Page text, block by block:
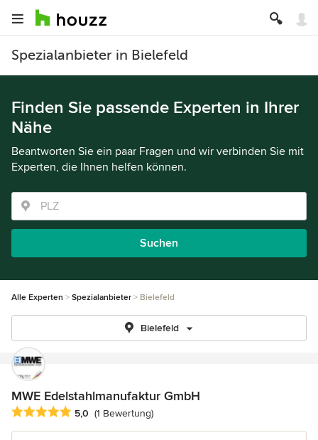
Spezialanbieter in Bielefeld
Finden Sie passende Experten in Ihrer
Nähe
Beantworten Sie ein paar Fragen und wir verbinden Sie mit
Experten, die Ihnen helfen können.
Suchen
Alle Experten Spezialanbieter Bielefeld
Bielefeld
MWE Edelstahlmanufaktur GmbH
Durchschnittliche Bewertung: 5 von 5 Sternen
5,0 (1 Bewertung)